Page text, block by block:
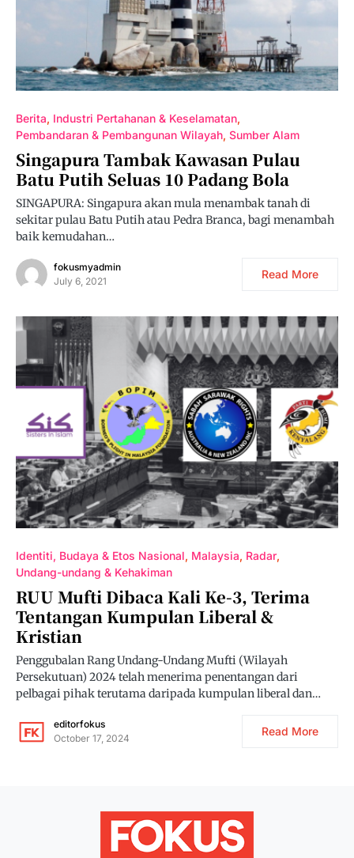
Berita Industri Pertahanan & Keselamatan
Pembandaran & Pembangunan Wilayah Sumber Alam
Singapura Tambak Kawasan Pulau
Batu Putih Seluas 10 Padang Bola
SINGAPURA: Singapura akan mula menambak tanah di
sekitar pulau Batu Putih atau Pedra Branca, bagi menambah
baik kemudahan…
fokusmyadmin
July 6, 2021
Read More
Identiti, Budaya & Etos Nasional Malaysia Radar
Undang-undang & Kehakiman
RUU Mufti Dibaca Kali Ke-3, Terima
Tentangan Kumpulan Liberal &
Kristian
Penggubalan Rang Undang-Undang Mufti (Wilayah
Persekutuan) 2024 telah menerima penentangan dari
pelbagai pihak terutama daripada kumpulan liberal dan…
editorfokus
October 17, 2024
Read More